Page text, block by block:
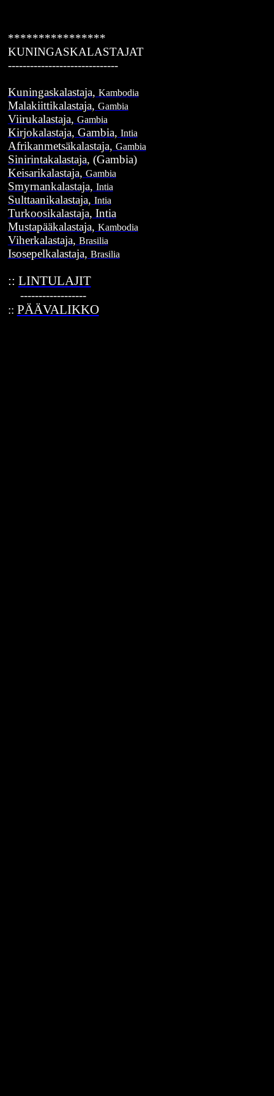
****************
KUNINGASKALASTAJAT
------------------------------
Kuningaskalastaja, Kambodia
Malakiittikalastaja, Gambia
Viirukalastaja, Gambia
Kirjokalastaja, Gambia, Intia
Afrikanmetsäkalastaja, Gambia
Sinirintakalastaja, (Gambia)
Keisarikalastaja, Gambia
Smyrnankalastaja, Intia
Sulttaanikalastaja, Intia
Turkoosikalastaja, Intia
Mustapääkalastaja, Kambodia
Viherkalastaja, Brasilia
Isosepelkalastaja, Brasilia
:: LINTULAJIT
------------------
:: PÄÄVALIKKO